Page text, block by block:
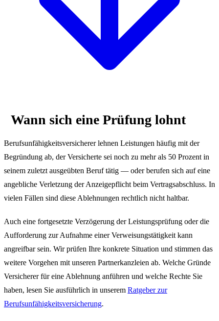
Wann sich eine Prüfung lohnt
Berufsunfähigkeitsversicherer lehnen Leistungen häufig mit der
Begründung ab, der Versicherte sei noch zu mehr als 50 Prozent in
seinem zuletzt ausgeübten Beruf tätig — oder berufen sich auf eine
angebliche Verletzung der Anzeigepflicht beim Vertragsabschluss. In
vielen Fällen sind diese Ablehnungen rechtlich nicht haltbar.
Auch eine fortgesetzte Verzögerung der Leistungsprüfung oder die
Aufforderung zur Aufnahme einer Verweisungstätigkeit kann
angreifbar sein. Wir prüfen Ihre konkrete Situation und stimmen das
weitere Vorgehen mit unseren Partnerkanzleien ab. Welche Gründe
Versicherer für eine Ablehnung anführen und welche Rechte Sie
haben, lesen Sie ausführlich in unserem Ratgeber zur
Berufsunfähigkeitsversicherung.